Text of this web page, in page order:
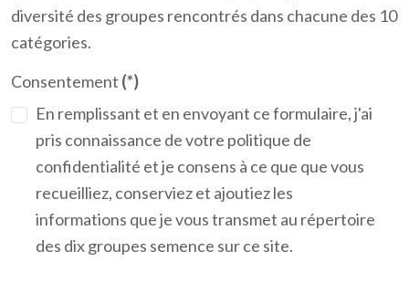
diversité des groupes rencontrés dans chacune des 10
catégories.
Consentement (*)
En remplissant et en envoyant ce formulaire, j'ai
pris connaissance de votre politique de
confidentialité et je consens à ce que que vous
recueilliez, conserviez et ajoutiez les
informations que je vous transmet au répertoire
des dix groupes semence sur ce site.